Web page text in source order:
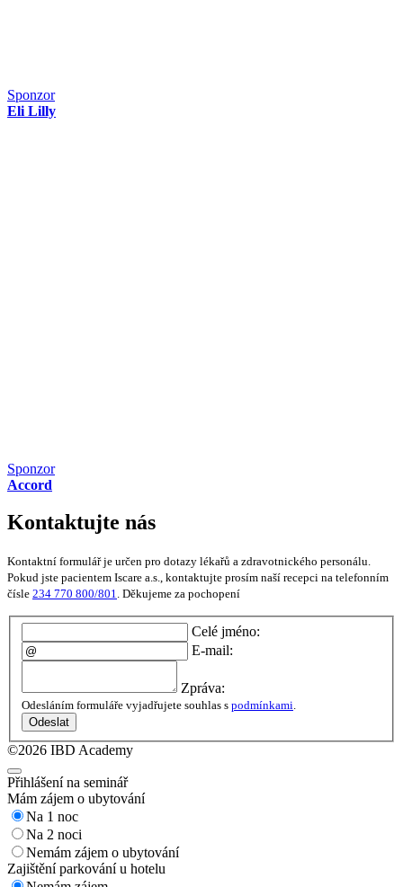
Sponzor
Eli Lilly
Sponzor
Accord
Kontaktujte nás
Kontaktní formulář je určen pro dotazy lékařů a zdravotnického personálu.
Pokud jste pacientem Iscare a.s., kontaktujte prosím naší recepci na telefonním
čísle 234 770 800/801. Děkujeme za pochopení
Celé jméno:
E-mail:
Zpráva:
Odesláním formuláře vyjadřujete souhlas s podmínkami
Odeslat
©2026 IBD Academy
Přihlášení na seminář
Mám zájem o ubytování
Na 1 noc
Na 2 noci
Nemám zájem o ubytování
Zajištění parkování u hotelu